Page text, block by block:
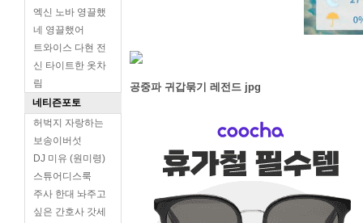
엑신 노바 영끌했
네 영끌했어
트와이스 다현 전
신 타이트한 옷차
림
네티즌포토
허벅지 자랑하는
보송이버섯
DJ 미유 (원미령)
스튜어디스룩
주사 한대 놔주고
싶은 간호사 갓세
공중파 귀갑묶기 레전드 jpg